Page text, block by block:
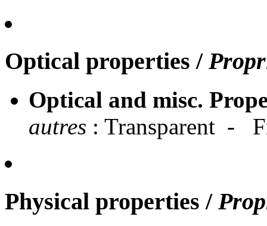
Optical properties /
Optical and misc.
autres : Transparent -
Physical properties /